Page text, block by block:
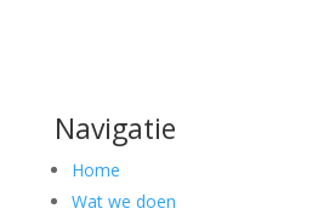
Navigatie
Home
Wat we doen